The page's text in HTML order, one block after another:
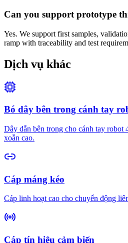
Can you support prototype
Yes. We support first samples,
ramp with traceability and test
Dịch vụ khác
Bó dây bên trong cánh tay
Dây dẫn bên trong cho cánh tay robot
xoắn cao.
Cáp máng kéo
Cáp linh hoạt cao cho chuyển động
Cáp tín hiệu cảm biến